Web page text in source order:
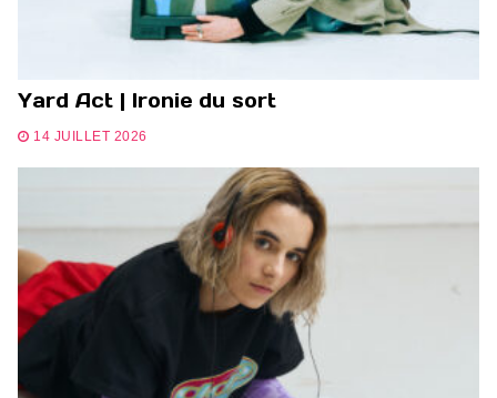
Yard Act | Ironie du sort
14 JUILLET 2026